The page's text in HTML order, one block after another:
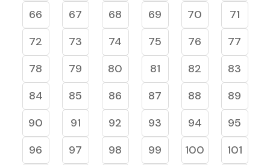
66
67 68 69 70
71
72
73 74 75 76
77
78
79 80 81 82
83
84
85 86 87 88
89
90
91 92 93 94
95
96
97 98 99 100
101